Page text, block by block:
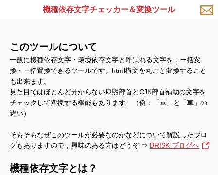
機種依存文字チェッカー＆変換ツール
このツールについて
一般に機種依存文字・環境依存文字と呼ばれる文字を，一括変
換・一括置換できるツールです。html構文を丸ごと変換すること
も出来ます。
見た目ではほとんど分からない康煕部首とCJK部首補助の文字を
チェックして変換する機能もあります。（例：「車」と「車」の
違い）
そもそもなぜこのツールが必要なのかなどについて解説したブロ
グもありますので，興味のある方はどうぞ ⇒ BRISK ブログへ
機種依存文字とは？